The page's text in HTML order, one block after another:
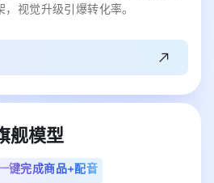
视觉升级引爆转化率。
舰模型
键完成商品+配音